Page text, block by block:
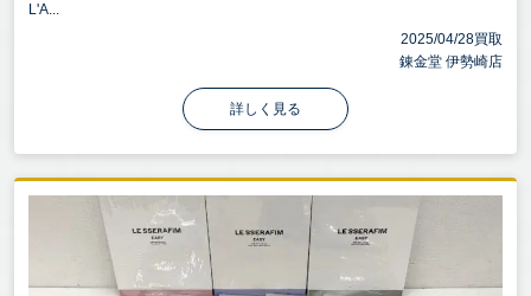
L'A...
2025/04/28買取
錬金堂 伊勢崎店
詳しく見る